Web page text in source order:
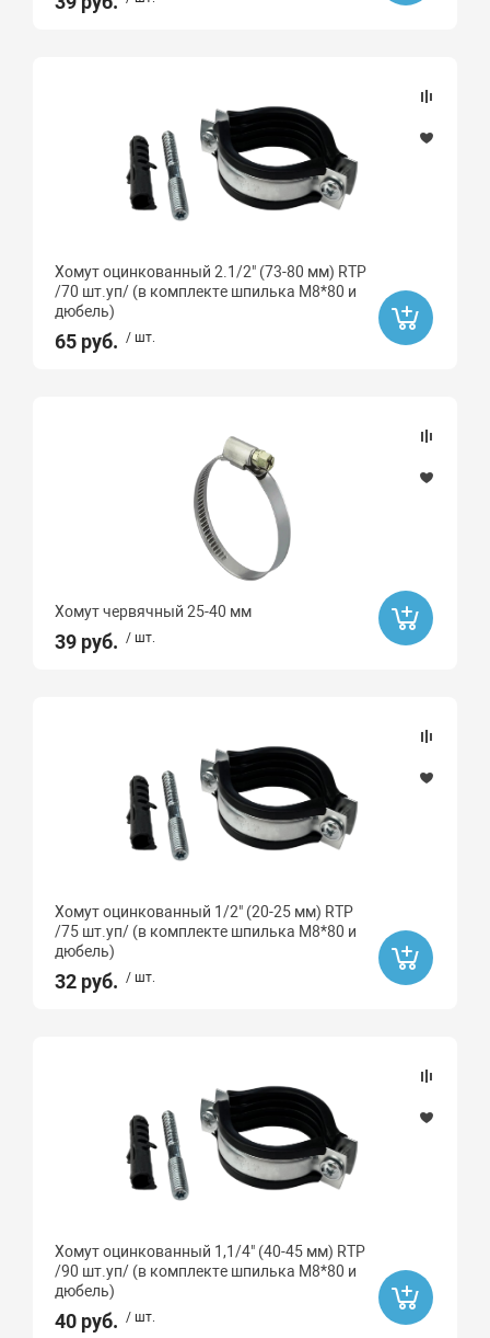
Хомут оцинкованный 2.1/2" (73-80 мм) RTP
/70 шт.уп/ (в комплекте шпилька М8*80 и
дюбель)
65 руб. / шт.
Хомут червячный 25-40 мм
39 руб. / шт.
Хомут оцинкованный 1/2" (20-25 мм) RTP
/75 шт.уп/ (в комплекте шпилька М8*80 и
дюбель)
32 руб. / шт.
Хомут оцинкованный 1,1/4" (40-45 мм) RTP
/90 шт.уп/ (в комплекте шпилька М8*80 и
дюбель)
40 руб. / шт.